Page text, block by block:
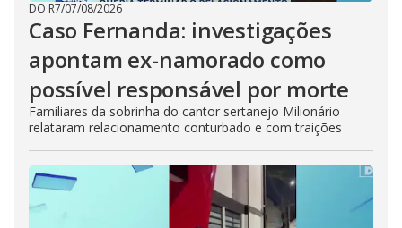
DO R7/07/08/2026
Caso Fernanda: investigações
apontam ex-namorado como
possível responsável por morte
Familiares da sobrinha do cantor sertanejo Milionário
relataram relacionamento conturbado e com traições